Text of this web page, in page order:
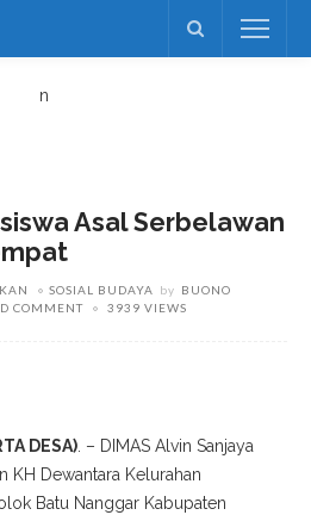
n
Asal Serbelawan
SOSIAL BUDAYA by BUONO
COMMENT 3939 VIEWS
DESA). – DIMAS Alvin Sanjaya
KH Dewantara Kelurahan
Batu Nanggar Kabupaten